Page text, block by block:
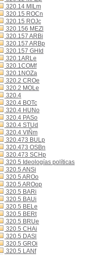
320.14 MILm
320.15 ROCn
320.15 ROJc
320.156 MEZl
320.157 ARBi
320.157 ARBp
320.157 GHId
320.1ARLe
320.1COMf
320.1NOZa
320.2 CROe
320.2 MOLe
320.4
320.4 BOTc
320.4 HUNo
320.4 PASo
320.4 STUd
320.4 VIÑm
320.473 BULp
320.473 OSBn
320.473 SCHp
320.5 Ideologías políticas
320.5 ANSi
320.5 AROo
320.5 AROop
320.5 BARi
320.5 BAUi
320.5 BELe
320.5 BERt
320.5 BRUe
320.5 CHAi
320.5 DASl
320.5 GROi
320.5 LANf